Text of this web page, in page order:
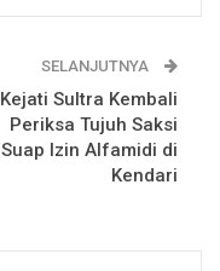
SELANJUTNYA
Kejati Sultra Kembali
Periksa Tujuh Saksi
Suap Izin Alfamidi di
Kendari